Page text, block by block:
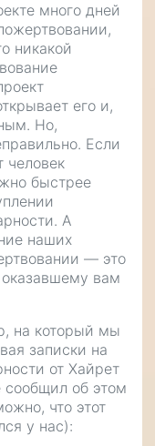
много дней
никакой
его и,
Но,
Если
человек
быстрее
А
наших
— это
вам
на который мы
записки на
от Хайрет
сообщил об этом
что этот
у нас):